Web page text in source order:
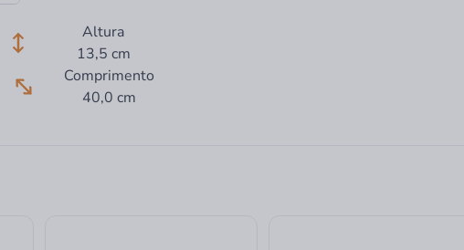
Altura
13,5 cm
Comprimento
40,0 cm